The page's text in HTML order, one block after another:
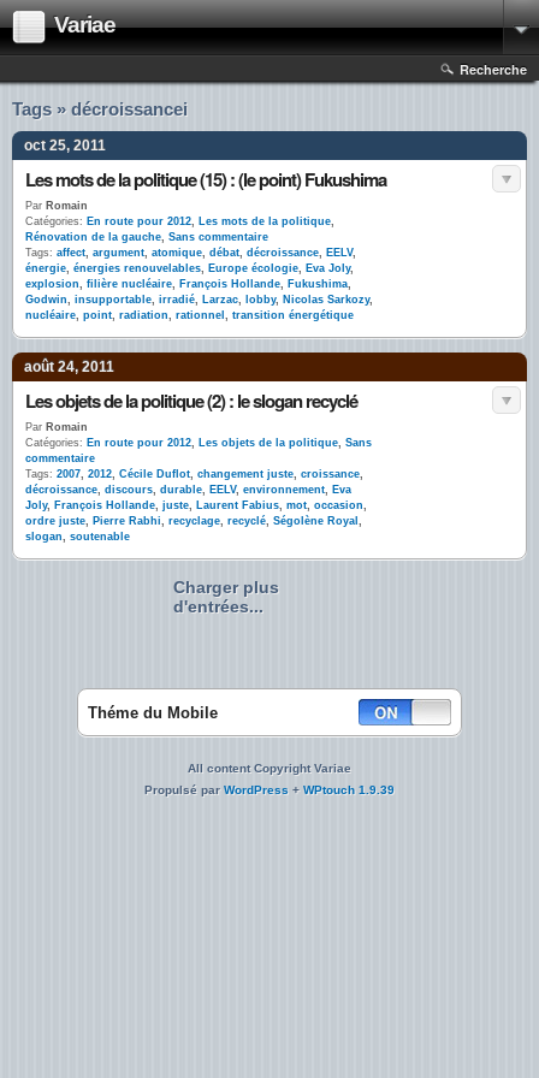
Variae
Recherche
Tags » décroissancei
oct 25, 2011
Les mots de la politique (15) : (le point) Fukushima
Par Romain
Catégories: En route pour 2012, Les mots de la politique,
Rénovation de la gauche, Sans commentaire
Tags: affect, argument, atomique, débat, décroissance, EELV,
énergie, énergies renouvelables, Europe écologie, Eva Joly,
explosion, filière nucléaire, François Hollande, Fukushima,
Godwin, insupportable, irradié, Larzac, lobby, Nicolas Sarkozy,
nucléaire, point, radiation, rationnel , transition énergétique
août 24, 2011
Les objets de la politique (2) : le slogan recyclé
Par Romain
Catégories: En route pour 2012, Les objets de la politique, Sans
commentaire
Tags: 2007, 2012, Cécile Duflot, changement juste, croissance,
décroissance, discours, durable, EELV, environnement, Eva
Joly, François Hollande, juste, Laurent Fabius, mot, occasion,
ordre juste, Pierre Rabhi, recyclage, recyclé, Ségolène Royal ,
slogan, soutenable
Charger plus
d'entrées...
Théme du Mobile
All content Copyright Variae
Propulsé parWordPress + WPtouch 1.9.39